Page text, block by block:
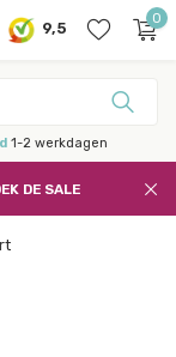
9,5
0
1-2 werkdagen
DE SALE